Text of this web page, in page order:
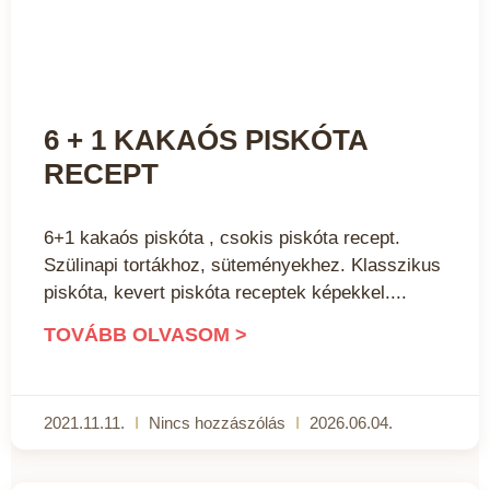
6 + 1 KAKAÓS PISKÓTA
RECEPT
6+1 kakaós piskóta , csokis piskóta recept.
Szülinapi tortákhoz, süteményekhez. Klasszikus
piskóta, kevert piskóta receptek képekkel.
TOVÁBB OLVASOM >
2021.11.11. Nincs hozzászólás 2026.06.04.